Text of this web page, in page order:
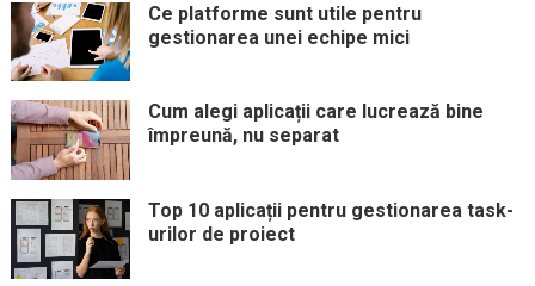
Ce platforme sunt utile pentru
gestionarea unei echipe mici
Cum alegi aplicații care lucrează bine
împreună, nu separat
Top 10 aplicații pentru gestionarea task-
urilor de proiect